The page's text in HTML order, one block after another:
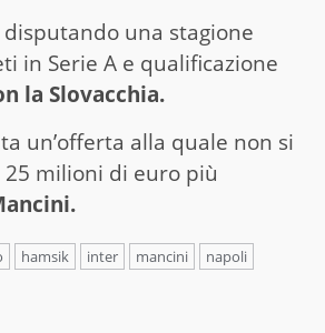
una stagione
in Serie A e qualificazione
la Slovacchia.
un’offerta alla quale non si
milioni di euro più
hamsik inter mancini napoli